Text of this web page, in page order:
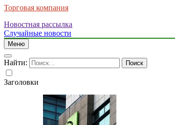
Торговая компания
Новостная рассылка
Случайные новости
Меню
Найти:
Заголовки